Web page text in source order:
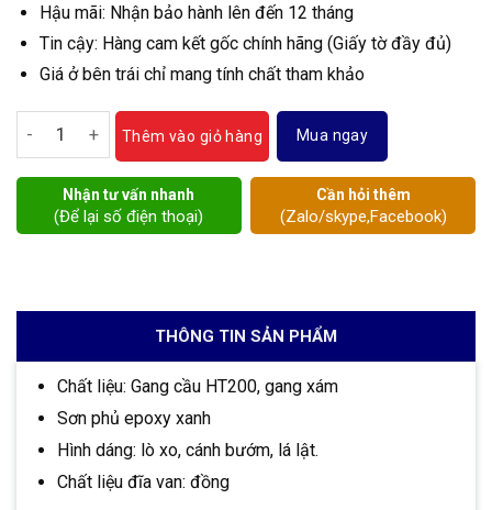
Hậu mãi: Nhận bảo hành lên đến 12 tháng
Tin cậy: Hàng cam kết gốc chính hãng (Giấy tờ đầy đủ)
Giá ở bên trái chỉ mang tính chất tham khảo
Van một chiều gang số lượng
Thêm vào giỏ hàng Mua ngay
Nhận tư vấn nhanh
(Để lại số điện thoại)
Cần hỏi thêm
(Zalo/skype,Facebook)
THÔNG TIN SẢN PHẨM
Chất liệu: Gang cầu HT200, gang xám
Sơn phủ epoxy xanh
Hình dáng: lò xo, cánh bướm, lá lật.
Chất liệu đĩa van: đồng